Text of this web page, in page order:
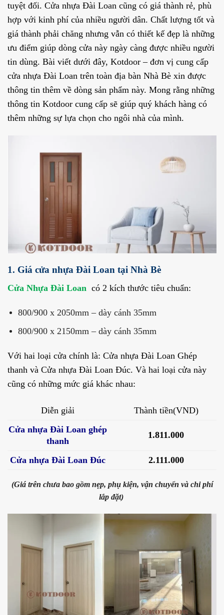
tuyệt đối. Cửa nhựa Đài Loan cũng có giá thành rẻ, phù
hợp với kinh phí của nhiều người dân. Chất lượng tốt và
giá thành phải chăng nhưng vẫn có thiết kế đẹp là những
ưu điểm giúp dòng cửa này ngày càng được nhiều người
tin dùng. Bài viết dưới đây, Kotdoor – đơn vị cung cấp
cửa nhựa Đài Loan trên toàn địa bàn Nhà Bè xin được
thông tin thêm về dòng sản phẩm này. Mong rằng những
thông tin Kotdoor cung cấp sẽ giúp quý khách hàng có
thêm những sự lựa chọn cho ngôi nhà của mình.
1. Giá cửa nhựa Đài Loan tại Nhà Bè
Cửa Nhựa Đài Loan có 2 kích thước tiêu chuẩn:
800/900 x 2050mm – dày cánh 35mm
800/900 x 2150mm – dày cánh 35mm
Với hai loại cửa chính là: Cửa nhựa Đài Loan Ghép
thanh và Cửa nhựa Đài Loan Đúc. Và hai loại cửa này
cũng có những mức giá khác nhau:
Diễn giải
Thành tiền(VND)
Cửa nhựa Đài Loan ghép
thanh
1.811.000
Cửa nhựa Đài Loan Đúc 2.111.000
(Giá trên chưa bao gồm nẹp, phụ kiện, vận chuyển và chi phí
lắp đặt)